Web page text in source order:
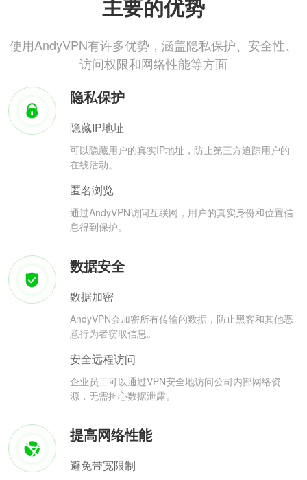
主要的优势
使用AndyVPN有许多优势，涵盖隐私保护、安全性、
访问权限和网络性能等方面
隐私保护
隐藏IP地址
可以隐藏用户的真实IP地址，防止第三方追踪用户的
在线活动。
匿名浏览
通过AndyVPN访问互联网，用户的真实身份和位置信
息得到保护。
数据安全
数据加密
AndyVPN会加密所有传输的数据，防止黑客和其他恶
意行为者窃取信息。
安全远程访问
企业员工可以通过VPN安全地访问公司内部网络资
源，无需担心数据泄露。
提高网络性能
避免带宽限制